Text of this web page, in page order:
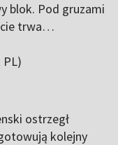
blok. Pod gruzami
trwa…
ostrzegł
kolejny